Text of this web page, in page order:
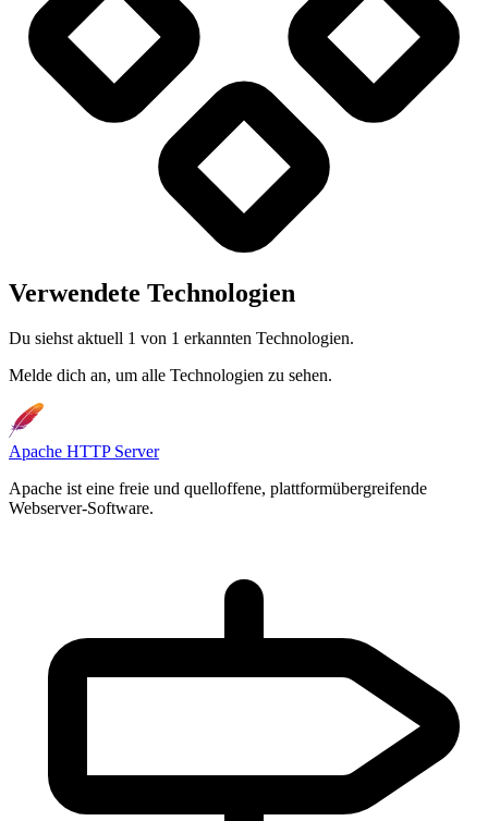
Verwendete Technologien
Du siehst aktuell 1 von 1 erkannten Technologien.
Melde dich an, um alle Technologien zu sehen.
Apache HTTP Server
Apache ist eine freie und quelloffene, plattformübergreifende
Webserver-Software.